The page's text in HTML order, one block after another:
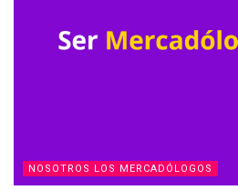
NOSOTROS LOS MERCADÓLOGOS